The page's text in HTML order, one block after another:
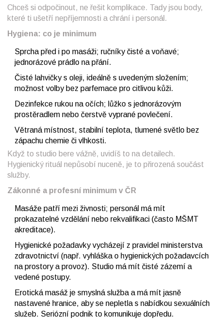
Chceš si odpočinout, ne řešit komplikace. Tady jsou body,
které ti ušetří nepříjemnosti a chrání i personál.
Hygiena: co je minimum
Sprcha před i po masáži; ručníky čisté a voňavé;
jednorázové prádlo na přání.
Čisté lahvičky s oleji, ideálně s uvedeným složením;
možnost volby bez parfemace pro citlivou kůži.
Dezinfekce rukou na očích; lůžko s jednorázovým
prostěradlem nebo čerstvě vyprané povlečení.
Větraná místnost, stabilní teplota, tlumené světlo bez
zápachu chemie či vlhkosti.
Když to studio bere vážně, uvidíš to na detailech.
Hygienický rituál nepůsobí nuceně, je to přirozená součást
služby.
Zákonné a profesní minimum v ČR
Masáže patří mezi živnosti; personál má mít
prokazatelné vzdělání nebo rekvalifikaci (často MŠMT
akreditace).
Hygienické požadavky vycházejí z pravidel ministerstva
zdravotnictví (např. vyhláška o hygienických požadavcích
na prostory a provoz). Studio má mít čisté zázemí a
vedené postupy.
Erotická masáž je smyslná služba a má mít jasně
nastavené hranice, aby se nepletla s nabídkou sexuálních
služeb. Seriózní podnik to komunikuje dopředu.